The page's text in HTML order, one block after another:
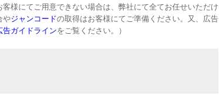
様にてご用意できない場合は、弊社にて全てお任せいただけ
やジャンコードの取得はお客様にてご準備ください。又、広告
告ガイドラインをご覧ください。）